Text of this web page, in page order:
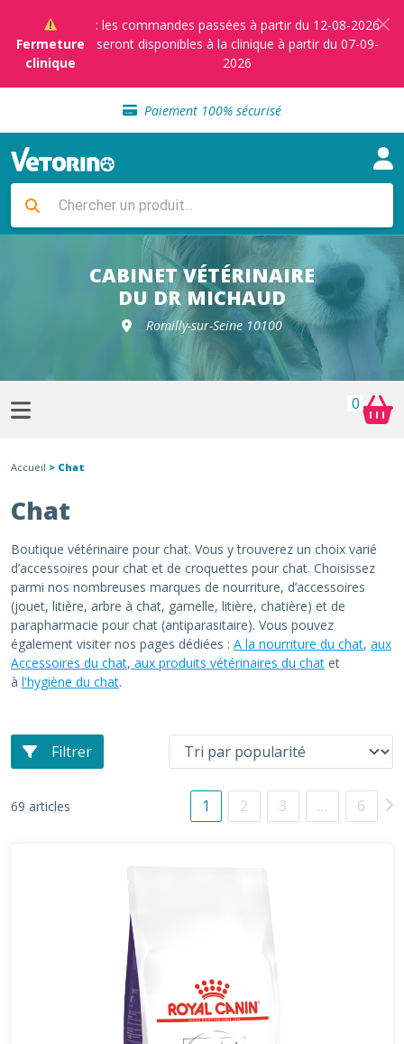
Fermeture
clinique
: les commandes passées à partir du 12-08-2026
seront disponibles à la clinique à partir du 07-09-
2026
Sélection de croquettes vétérinaire
Paiement 100% sécurisé
Livraison gratuite en clinique vétérinaire
Sélection de croquettes vétérinaire
Livraison gratuite en clinique vétérinaire
Retour gratuit en clinique
Sélection de croquettes vétérinaire
CABINET VÉTÉRINAIRE
DU DR MICHAUD
Romilly-sur-Seine 10100
0
Accueil > Chat
Chat
Boutique vétérinaire pour chat. Vous y trouverez un choix varié
d’accessoires pour chat et de croquettes pour chat. Choisissez
parmi nos nombreuses marques de nourriture, d’accessoires
(jouet, litière, arbre à chat, gamelle, litière, chatière) et de
parapharmacie pour chat (antiparasitaire). Vous pouvez
également visiter nos pages dédiées : A la nourriture du chat, aux
Accessoires du chat, aux produits vétérinaires du chat et
à l'hygiène du chat.
Filtrer
69 articles 1 2 3 … 6